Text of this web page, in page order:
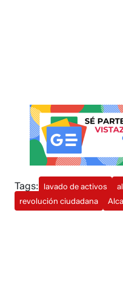
Tags: lavado de activos
revolución ciudadana